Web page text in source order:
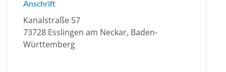
Anschrift
Kanalstraße 57
73728 Esslingen am Neckar, Baden-
Württemberg